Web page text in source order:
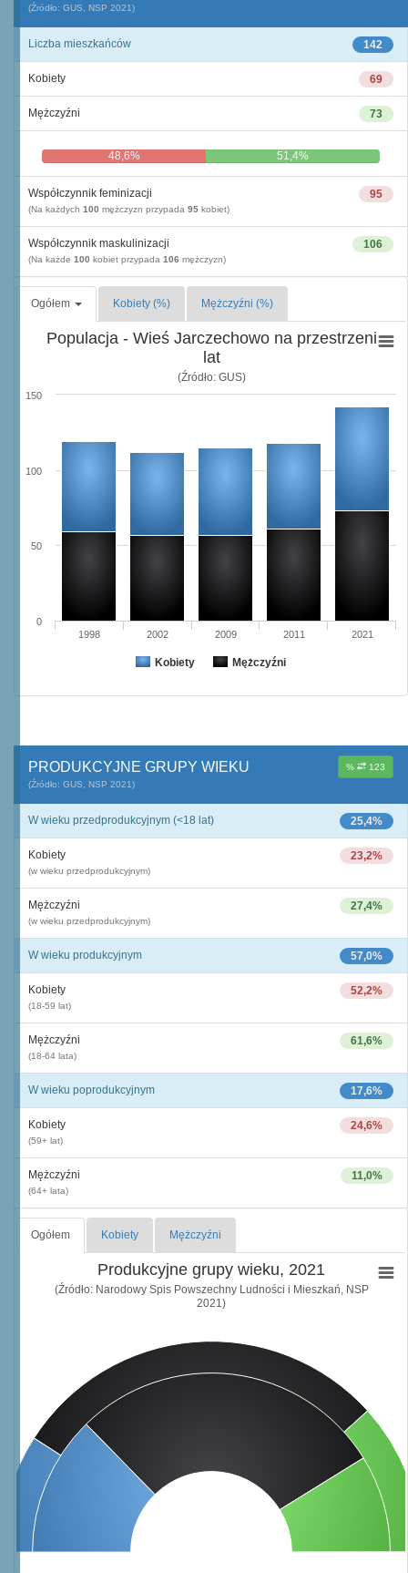
(Źródło: GUS, NSP 2021)
142
Liczba mieszkańców
69
Kobiety
73
Mężczyźni
48,6% 51,4%
95
Współczynnik feminizacji
(Na każdych 100 mężczyzn przypada 95 kobiet)
106
Współczynnik maskulinizacji
(Na każde 100 kobiet przypada 106 mężczyzn)
Ogółem Kobiety (%) Mężczyźni (%)
Populacja - Wieś Jarczechowo na przestrzeni
lat
(Źródło: GUS)
Kobiety Mężczyźni
1998 2002 2009 2011 2021
0
50
100
150
% 123
PRODUKCYJNE GRUPY WIEKU
(Źródło: GUS, NSP 2021)
25,4%
W wieku przedprodukcyjnym (<18 lat)
23,2%
Kobiety
(w wieku przedprodukcyjnym)
27,4%
Mężczyźni
(w wieku przedprodukcyjnym)
57,0%
W wieku produkcyjnym
52,2%
Kobiety
(18-59 lat)
61,6%
Mężczyźni
(18-64 lata)
17,6%
W wieku poprodukcyjnym
24,6%
Kobiety
(59+ lat)
11,0%
Mężczyźni
(64+ lata)
Ogółem Kobiety Mężczyźni
Produkcyjne grupy wieku, 2021
(Źródło: Narodowy Spis Powszechny Ludności i Mieszkań, NSP
2021)